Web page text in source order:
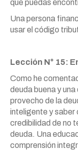
que puedas
Una persona
usar el código
Lección N° 15:
Como he
deuda buena y
provecho de la
inteligente y saber
credibilidad de no
deuda. Una
comprensión